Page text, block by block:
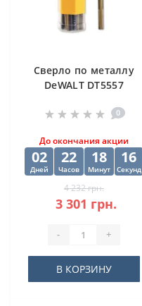
Cверлo по металлу
DeWALT DT5557
10х84х133 мм
0
До окончания акции
02
Дней
22
Часов
18
Минут
16
Секунд
4 232 грн.
3 301 грн.
- +
В КОРЗИНУ